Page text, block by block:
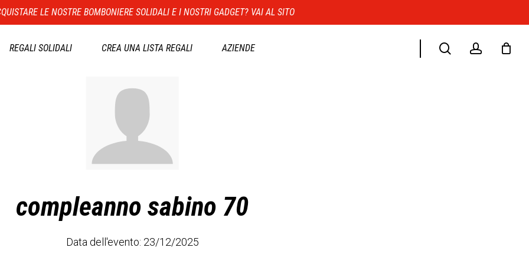
LE NOSTRE BOMBONIERE SOLIDALI E I NOSTRI GADGET? VAI AL SITO
REGALI SOLIDALI CREA UNA LISTA REGALI AZIENDE searchaccount
compleanno sabino 70
Data dell'evento: 23/12/2025